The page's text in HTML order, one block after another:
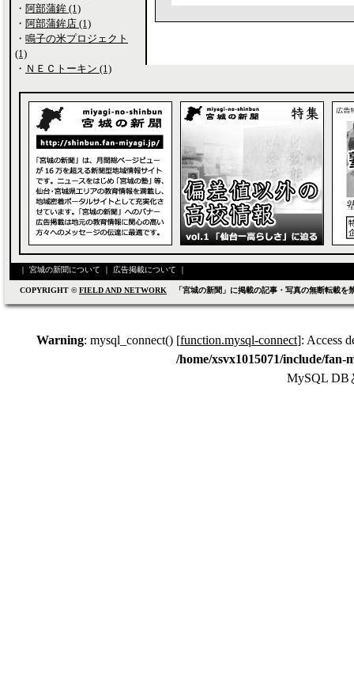
・ 阿部蒲鉾 (1)
・ 阿部蒲鉾店 (1)
・ 鳴子の米プロジェクト
(1)
・ ＮＥＣトーキン (1)
｜ 宮城の新聞について ｜ 広告掲載について ｜
COPYRIGHT ©FIELD AND NETWORK 「宮城の新聞」に掲載の記事・写真の無断転載
Warning: mysql_connect() [function.mysql-connect]: Access
/home/xsvx1015071/include/
MySQL DB